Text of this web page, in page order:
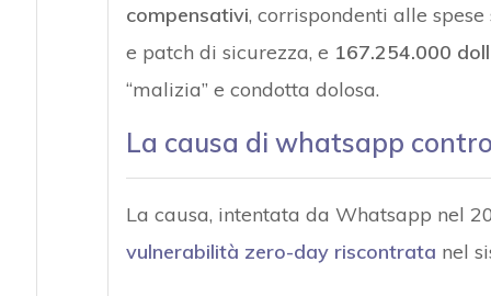
compensativi, corrispondenti alle
e patch di sicurezza, e 167.254.000
“malizia” e condotta dolosa.
La causa di whatsapp
La causa, intentata da Whatsapp nel
vulnerabilità zero-day riscontrata nel